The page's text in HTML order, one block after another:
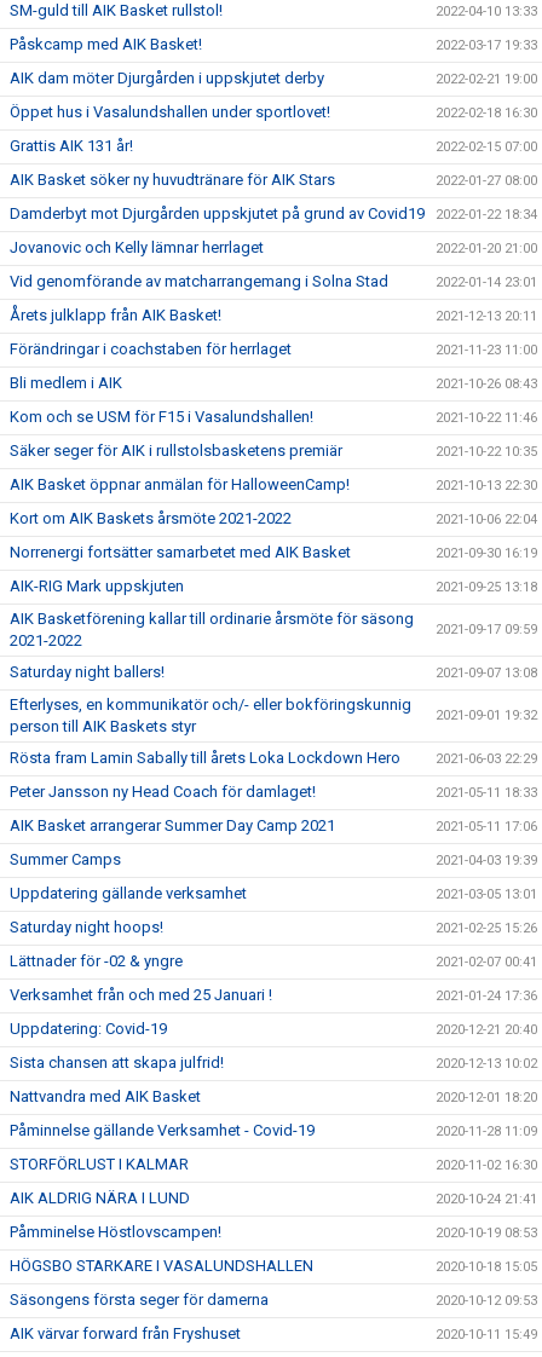
SM-guld till AIK Basket rullstol! 2022-04-10 13:33
Påskcamp med AIK Basket! 2022-03-17 19:33
AIK dam möter Djurgården i uppskjutet derby 2022-02-21 19:00
Öppet hus i Vasalundshallen under sportlovet! 2022-02-18 16:30
Grattis AIK 131 år! 2022-02-15 07:00
AIK Basket söker ny huvudtränare för AIK Stars 2022-01-27 08:00
Damderbyt mot Djurgården uppskjutet på grund av Covid19 2022-01-22 18:34
Jovanovic och Kelly lämnar herrlaget 2022-01-20 21:00
Vid genomförande av matcharrangemang i Solna Stad 2022-01-14 23:01
Årets julklapp från AIK Basket! 2021-12-13 20:11
Förändringar i coachstaben för herrlaget 2021-11-23 11:00
Bli medlem i AIK 2021-10-26 08:43
Kom och se USM för F15 i Vasalundshallen! 2021-10-22 11:46
Säker seger för AIK i rullstolsbasketens premiär 2021-10-22 10:35
AIK Basket öppnar anmälan för HalloweenCamp! 2021-10-13 22:30
Kort om AIK Baskets årsmöte 2021-2022 2021-10-06 22:04
Norrenergi fortsätter samarbetet med AIK Basket 2021-09-30 16:19
AIK-RIG Mark uppskjuten 2021-09-25 13:18
AIK Basketförening kallar till ordinarie årsmöte för säsong
2021-2022
2021-09-17 09:59
Saturday night ballers! 2021-09-07 13:08
Efterlyses, en kommunikatör och/- eller bokföringskunnig
person till AIK Baskets styr
2021-09-01 19:32
Rösta fram Lamin Sabally till årets Loka Lockdown Hero 2021-06-03 22:29
Peter Jansson ny Head Coach för damlaget! 2021-05-11 18:33
AIK Basket arrangerar Summer Day Camp 2021 2021-05-11 17:06
Summer Camps 2021-04-03 19:39
Uppdatering gällande verksamhet 2021-03-05 13:01
Saturday night hoops! 2021-02-25 15:26
Lättnader för -02 & yngre 2021-02-07 00:41
Verksamhet från och med 25 Januari ! 2021-01-24 17:36
Uppdatering: Covid-19 2020-12-21 20:40
Sista chansen att skapa julfrid! 2020-12-13 10:02
Nattvandra med AIK Basket 2020-12-01 18:20
Påminnelse gällande Verksamhet - Covid-19 2020-11-28 11:09
STORFÖRLUST I KALMAR 2020-11-02 16:30
AIK ALDRIG NÄRA I LUND 2020-10-24 21:41
Påmminelse Höstlovscampen! 2020-10-19 08:53
HÖGSBO STARKARE I VASALUNDSHALLEN 2020-10-18 15:05
Säsongens första seger för damerna 2020-10-12 09:53
AIK värvar forward från Fryshuset 2020-10-11 15:49